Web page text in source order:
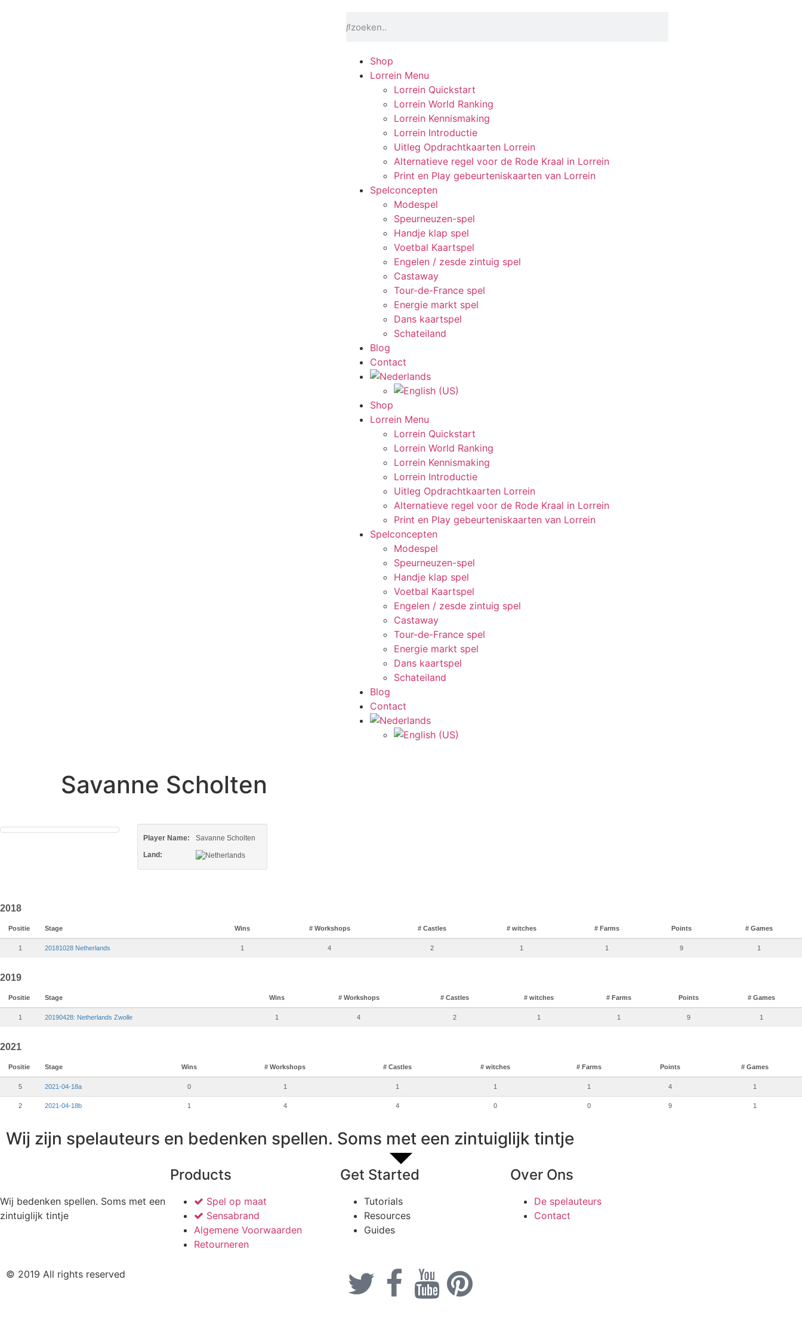
Shop
Lorrein Menu
Lorrein Quickstart
Lorrein World Ranking
Lorrein Kennismaking
Lorrein Introductie
Uitleg Opdrachtkaarten Lorrein
Alternatieve regel voor de Rode Kraal in Lorrein
Print en Play gebeurteniskaarten van Lorrein
Spelconcepten
Modespel
Speurneuzen-spel
Handje klap spel
Voetbal Kaartspel
Engelen / zesde zintuig spel
Castaway
Tour-de-France spel
Energie markt spel
Dans kaartspel
Schateiland
Blog
Contact
Shop
Lorrein Menu
Lorrein Quickstart
Lorrein World Ranking
Lorrein Kennismaking
Lorrein Introductie
Uitleg Opdrachtkaarten Lorrein
Alternatieve regel voor de Rode Kraal in Lorrein
Print en Play gebeurteniskaarten van Lorrein
Spelconcepten
Modespel
Speurneuzen-spel
Handje klap spel
Voetbal Kaartspel
Engelen / zesde zintuig spel
Castaway
Tour-de-France spel
Energie markt spel
Dans kaartspel
Schateiland
Blog
Contact
Savanne Scholten
Player Name:
Savanne Scholten
Land:
2018
Positie Stage Wins # Workshops # Castles # witches # Farms Points # Games
1 20181028 Netherlands 1 4 2 1 1 9 1
2019
Positie Stage Wins # Workshops # Castles # witches # Farms Points # Games
1 20190428: Netherlands Zwolle 1 4 2 1 1 9 1
2021
Positie Stage Wins # Workshops # Castles # witches # Farms Points # Games
5 2021-04-18a 0 1 1 1 1 4 1
2 2021-04-18b 1 4 4 0 0 9 1
Wij zijn spelauteurs en bedenken spellen. Soms met een zintuiglijk tintje
Wij bedenken spellen. Soms met een
zintuiglijk tintje
Products
Spel op maat
Sensabrand
Algemene Voorwaarden
Retourneren
Get Started
Tutorials
Resources
Guides
Over Ons
De spelauteurs
Contact
© 2019 All rights reserved